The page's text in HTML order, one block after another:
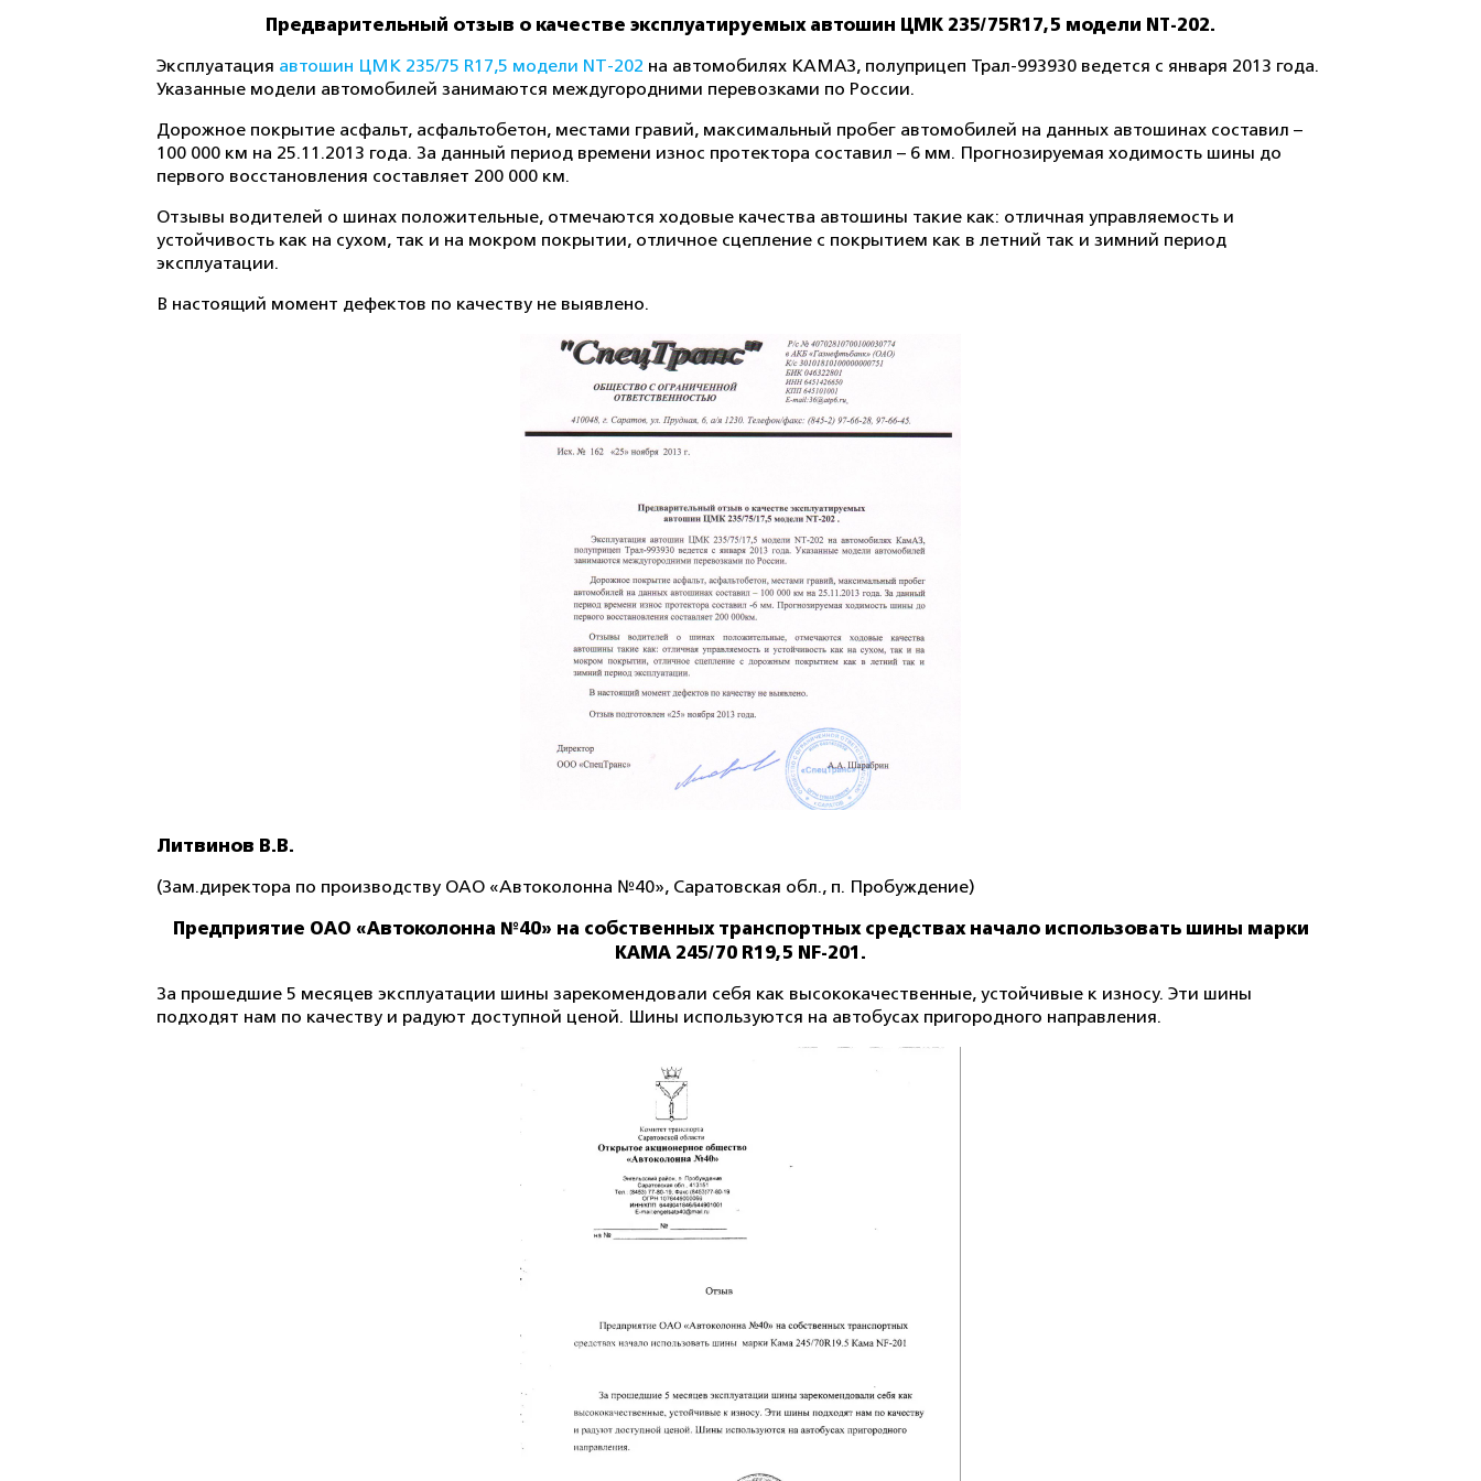
Предварительный отзыв о качестве эксплуатируемых автошин ЦМК 235/75R17,5 модели NT-202.
Эксплуатация автошин ЦМК 235/75 R17,5 модели NT-202 на автомобилях КАМАЗ, полуприцеп Трал-993930 ведется с января 2013 года.
Указанные модели автомобилей занимаются междугородними перевозками по России.
Дорожное покрытие асфальт, асфальтобетон, местами гравий, максимальный пробег автомобилей на данных автошинах составил –
100 000 км на 25.11.2013 года. За данный период времени износ протектора составил – 6 мм. Прогнозируемая ходимость шины до
первого восстановления составляет 200 000 км.
Отзывы водителей о шинах положительные, отмечаются ходовые качества автошины такие как: отличная управляемость и
устойчивость как на сухом, так и на мокром покрытии, отличное сцепление с покрытием как в летний так и зимний период
эксплуатации.
В настоящий момент дефектов по качеству не выявлено.
Литвинов В.В.
(Зам.директора по производству ОАО «Автоколонна №40», Саратовская обл., п. Пробуждение)
Предприятие ОАО «Автоколонна №40» на собственных транспортных средствах начало использовать шины марки
КАМА 245/70 R19,5 NF-201.
За прошедшие 5 месяцев эксплуатации шины зарекомендовали себя как высококачественные, устойчивые к износу. Эти шины
подходят нам по качеству и радуют доступной ценой. Шины используются на автобусах пригородного направления.